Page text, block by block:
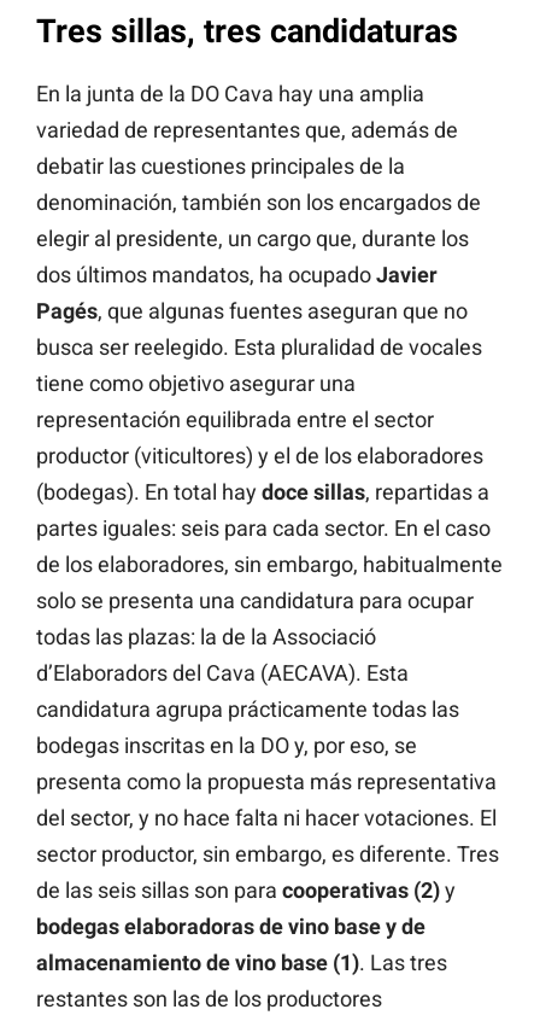
Tres sillas, tres candidaturas
En la junta de la DO Cava hay una amplia
variedad de representantes que, además de
debatir las cuestiones principales de la
denominación, también son los encargados de
elegir al presidente, un cargo que, durante los
dos últimos mandatos, ha ocupadoJavier
Pagés, que algunas fuentes aseguran que no
busca ser reelegido. Esta pluralidad de vocales
tiene como objetivo asegurar una
representación equilibrada entre el sector
productor (viticultores) y el de los elaboradores
(bodegas). En total hay doce sillas, repartidas a
partes iguales: seis para cada sector. En el caso
de los elaboradores, sin embargo, habitualmente
solo se presenta una candidatura para ocupar
todas las plazas: la de la Associació
d’Elaboradors del Cava (AECAVA). Esta
candidatura agrupa prácticamente todas las
bodegas inscritas en la DO y, por eso, se
presenta como la propuesta más representativa
del sector, y no hace falta ni hacer votaciones. El
sector productor, sin embargo, es diferente. Tres
de las seis sillas son para cooperativas (2)y
bodegas elaboradoras de vino base y de
almacenamiento de vino base (1). Las tres
restantes son las de los productores